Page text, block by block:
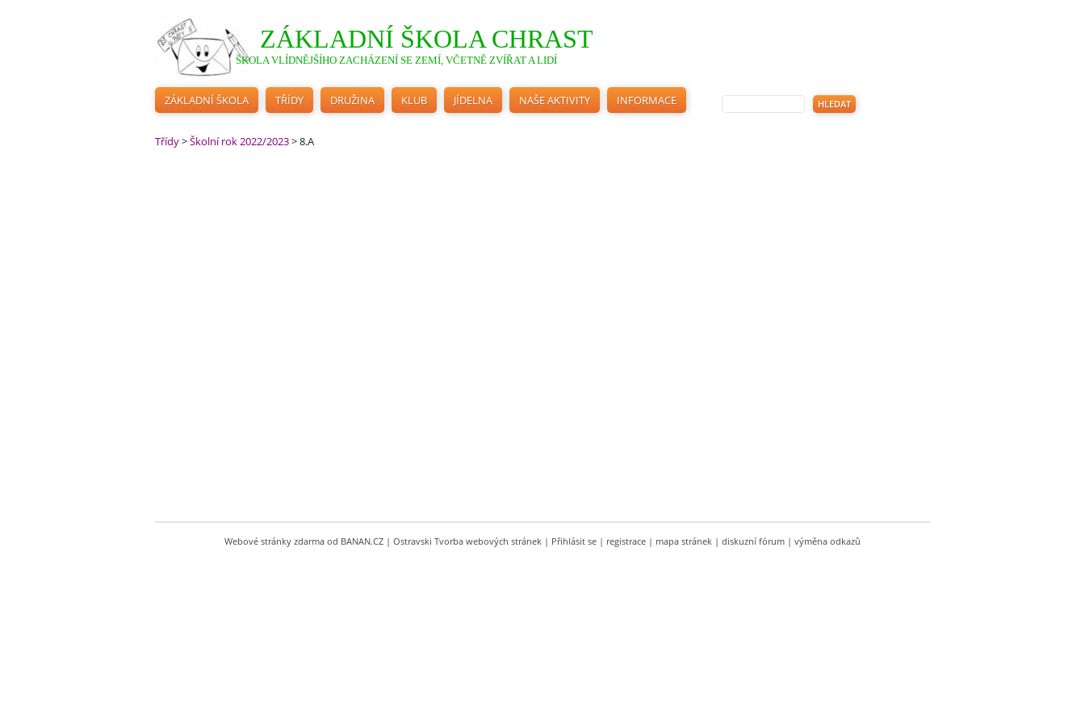
ZÁKLADNÍ ŠKOLA CHRAST
ŠKOLA VLÍDNĚJŠÍHO ZACHÁZENÍ SE ZEMÍ, VČETNĚ ZVÍŘAT A LIDÍ
ZÁKLADNÍ ŠKOLA TŘÍDY DRUŽINA KLUB JÍDELNA NAŠE AKTIVITY INFORMACE
Třídy>Školní rok 2022/2023>8.A
Webové stránky zdarma od BANAN.CZ | Ostravski Tvorba webových stránek | Přihlásit se | registrace | mapa stránek | diskuzní fórum | výměna odkazů